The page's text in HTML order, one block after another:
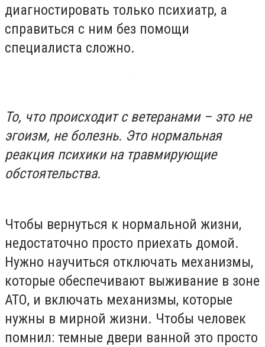
диагностировать только психиатр, а
справиться с ним без помощи
специалиста сложно.
То, что происходит с ветеранами – это не
эгоизм, не болезнь. Это нормальная
реакция психики на травмирующие
обстоятельства.
Чтобы вернуться к нормальной жизни,
недостаточно просто приехать домой.
Нужно научиться отключать механизмы,
которые обеспечивают выживание в зоне
АТО, и включать механизмы, которые
нужны в мирной жизни. Чтобы человек
помнил: темные двери ванной это просто